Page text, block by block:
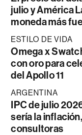
julio y América
moneda más
ESTILO DE VIDA
Omega x
con oro para
del Apollo 11
ARGENTINA
IPC de julio
sería la
consultoras